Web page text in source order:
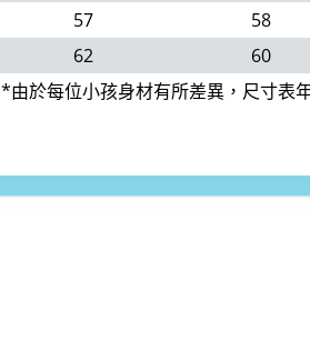
57 58
62 60
*由於每位小孩身材有所差異，尺寸表